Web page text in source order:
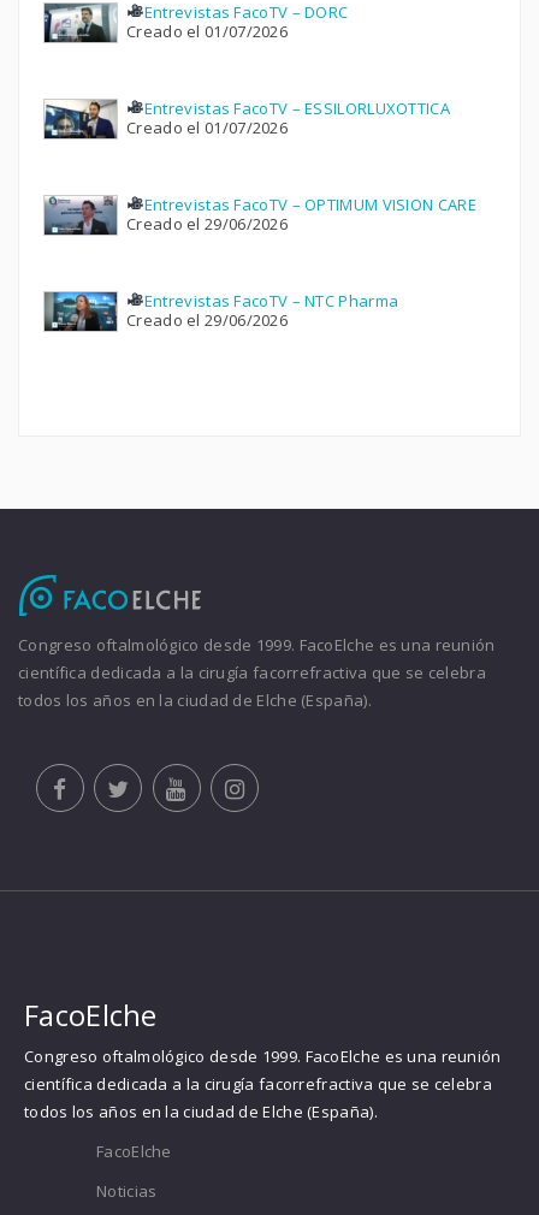
Entrevistas FacoTV – DORC
Creado el 01/07/2026
Entrevistas FacoTV – ESSILORLUXOTTICA
Creado el 01/07/2026
Entrevistas FacoTV – OPTIMUM VISION CARE
Creado el 29/06/2026
Entrevistas FacoTV – NTC Pharma
Creado el 29/06/2026
Congreso oftalmológico desde 1999. FacoElche es una reunión
científica dedicada a la cirugía facorrefractiva que se celebra
todos los años en la ciudad de Elche (España).
FacoElche
Congreso oftalmológico desde 1999. FacoElche es una reunión
científica dedicada a la cirugía facorrefractiva que se celebra
todos los años en la ciudad de Elche (España).
FacoElche
Noticias